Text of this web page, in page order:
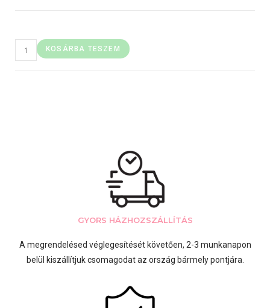
KOSÁRBA TESZEM
GYORS HÁZHOZSZÁLLÍTÁS
A megrendelésed véglegesítését követően, 2-3 munkanapon
belül kiszállítjuk csomagodat az ország bármely pontjára.